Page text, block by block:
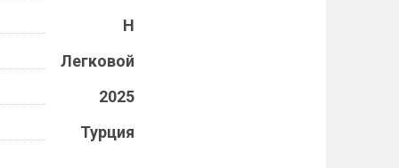
H
Легковой
2025
Турция